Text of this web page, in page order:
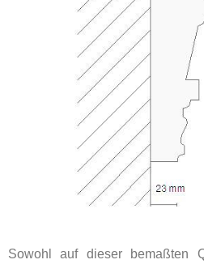
Sowohl auf dieser bemaßten